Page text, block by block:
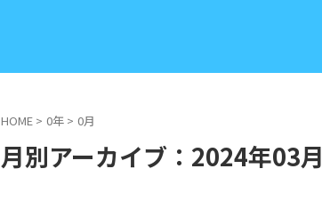
HOME > 0年 > 0月
月別アーカイブ：2024年03月